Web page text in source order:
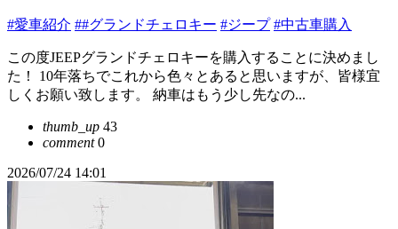
#愛車紹介 ##グランドチェロキー #ジープ #中古車購入
この度JEEPグランドチェロキーを購入することに決めまし
た！ 10年落ちでこれから色々とあると思いますが、皆様宜
しくお願い致します。 納車はもう少し先なの...
thumb_up 43
comment0
2026/07/24 14:01